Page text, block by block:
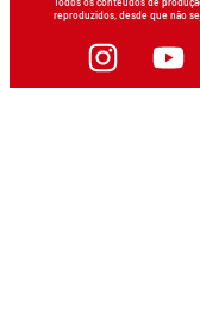
reproduzidos, desde que não